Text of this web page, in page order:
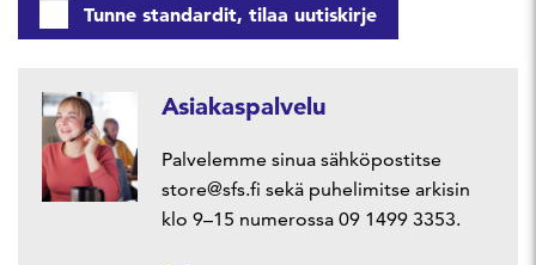
Tunne standardit, tilaa uutiskirje
Asiakaspalvelu
Palvelemme sinua sähköpostitse
store@sfs.fi sekä puhelimitse arkisin
klo 9–15 numerossa 09 1499 3353.